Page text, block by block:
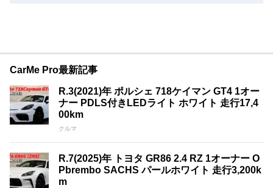
CarMe Pro最新記事
R.3(2021)年 ポルシェ 718ケイマン GT4 1オー
ナー PDLS付きLEDライト ホワイト 走行17,4
00km
クルマ
R.7(2025)年 トヨタ GR86 2.4 RZ 1オーナー O
Pbrembo SACHS パールホワイト 走行3,200k
m